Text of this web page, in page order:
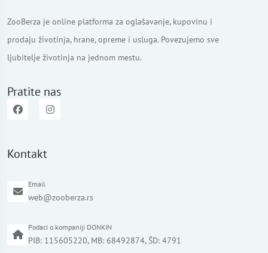
ZooBerza je online platforma za oglašavanje, kupovinu i
prodaju životinja, hrane, opreme i usluga. Povezujemo sve
ljubitelje životinja na jednom mestu.
Pratite nas
Kontakt
Email
web@zooberza.rs
Podaci o kompaniji DONKIN
PIB: 115605220, MB: 68492874, ŠD: 4791